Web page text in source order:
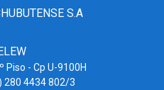
S.A
Piso - Cp U-9100H
280 4434 802/3